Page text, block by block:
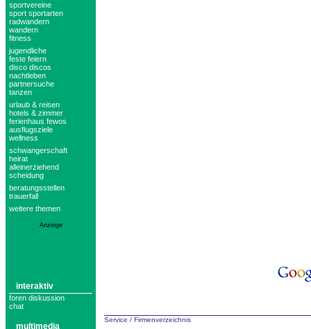
sportvereine
sport sportarten
radwandern
wandern
fitness
jugendliche
feste feiern
disco discos
nachtleben
partnersuche
tanzen
urlaub & reisen
hotels & zimmer
ferienhaus fewos
ausflugsziele
wellness
schwangerschaft
heirat
alleinerziehend
scheidung
beratungsstellen
trauerfall
weitere themen
Anzeige
interaktiv
foren diskussion
chat
multimedia
Service / Firmenverzeichnis